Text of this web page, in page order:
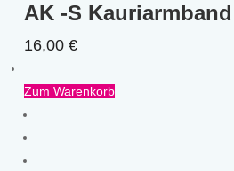
AK -S Kauriarmband
16,00€
Zum Warenkorb